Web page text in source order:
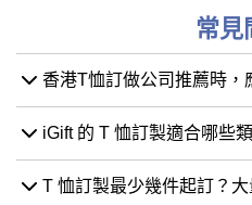
重要，最好選擇有自家工廠的
業的客服應能提供合適的布料
稿。 最後，查看公司的真實
更準確判斷其經驗與實力。
問：iGift 的 T 恤訂製適合哪些
常見
香港T恤訂做公司推薦時，
iGift 的 T 恤訂製適合哪些
T 恤訂製最少幾件起訂？